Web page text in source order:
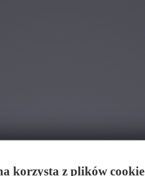
korzysta z plików cookie